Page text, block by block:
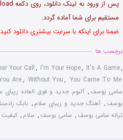
مستقیم برای شما آماده گردد.
ضمنا برای اینکه با سرعت بیشتری دانلود
برچسب ها
Your Call, I'm Your Hope, It's A Game,
Are, Without You, You Came To Me
سامی یوسف , آلبوم جدید و فوق العاده
یوسف , آهنگ جدید و زیبای سلام , بابک
ترانه سامی یوسف , سامی یوسف , سلام , کیفیت 320